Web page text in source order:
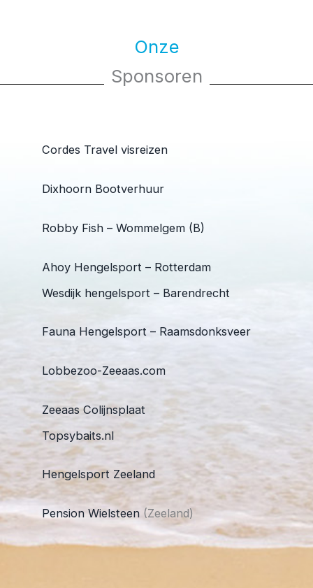
Onze
Sponsoren
Cordes Travel visreizen
Dixhoorn Bootverhuur
Robby Fish – Wommelgem (B)
Ahoy Hengelsport – Rotterdam
Wesdijk hengelsport – Barendrecht
Fauna Hengelsport – Raamsdonksveer
Lobbezoo-Zeeaas.com
Zeeaas Colijnsplaat
Topsybaits.nl
Hengelsport Zeeland
Pension Wielsteen (Zeeland)